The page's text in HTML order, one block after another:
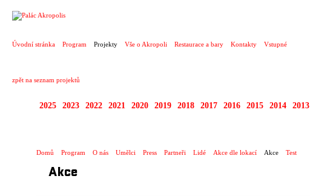
Úvodní stránka Program Projekty Vše o Akropoli Restaurace a bary Kontakty Vstupné
zpět na seznam projektů
2025 2023 2022 2021 2020 2019 2018 2017 2016 2015 2014 2013
Domů Program O nás Umělci Press Partneři Lidé Akce dle lokací Akce Test
Akce